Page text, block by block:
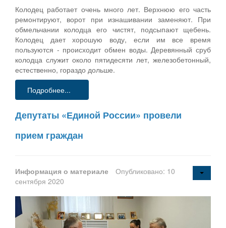
Колодец работает очень много лет. Верхнюю его часть
ремонтируют, ворот при изнашивании заменяют. При
обмельчании колодца его чистят, подсыпают щебень.
Колодец дает хорошую воду, если им все время
пользуются - происходит обмен воды. Деревянный сруб
колодца служит около пятидесяти лет, железобетонный,
естественно, гораздо дольше.
Подробнее...
Депутаты «Единой России» провели
прием граждан
Информация о материале
Опубликовано: 10
сентября 2020